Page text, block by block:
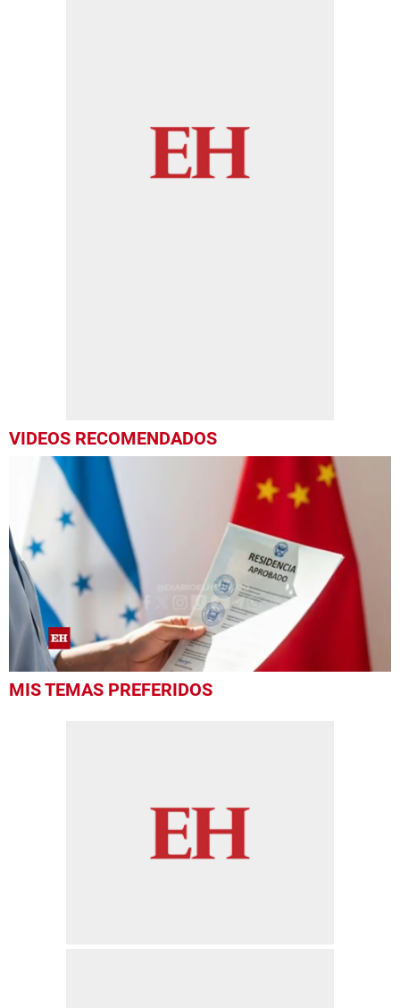
VIDEOS RECOMENDADOS
seconds
MIS TEMAS PREFERIDOS